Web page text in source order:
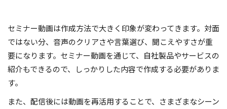
セミナー動画は作成方法で大きく印象が変わってきます。対面
ではない分、音声のクリアさや言葉選び、聞こえやすさが重
要になります。セミナー動画を通じて、自社製品やサービスの
紹介もできるので、しっかりした内容で作成する必要がありま
す。
また、配信後には動画を再活用することで、さまざまなシーン